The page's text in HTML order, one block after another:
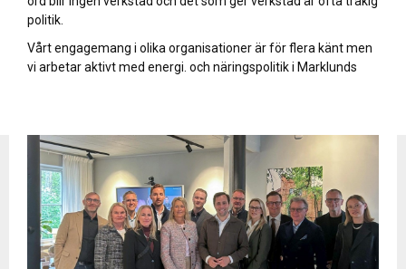
politik.
Vårt engagemang i olika organisationer är för flera känt men
vi arbetar aktivt med energi. och näringspolitik i Marklunds